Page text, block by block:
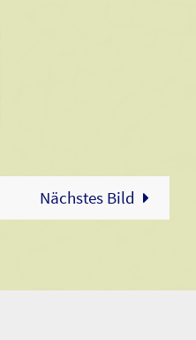
Nächstes Bild